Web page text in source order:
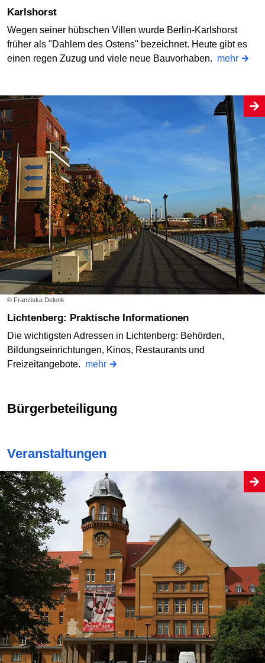
Karlshorst
Wegen seiner hübschen Villen wurde Berlin-Karlshorst
früher als "Dahlem des Ostens" bezeichnet. Heute gibt es
einen regen Zuzug und viele neue Bauvorhaben. mehr
© Franziska Delenk
Lichtenberg: Praktische Informationen
Die wichtigsten Adressen in Lichtenberg: Behörden,
Bildungseinrichtungen, Kinos, Restaurants und
Freizeitangebote. mehr
Bürgerbeteiligung
Veranstaltungen